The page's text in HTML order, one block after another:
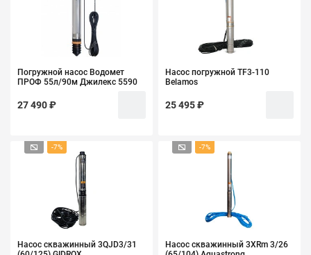
Погружной насос Водомет
ПРОФ 55л/90м Джилекс 5590
27 490 ₽
Насос погружной TF3-110
Belamos
25 495 ₽
-7%
Насос скважинный 3QJD3/31
-7%
Насос скважинный 3XRm 3/26